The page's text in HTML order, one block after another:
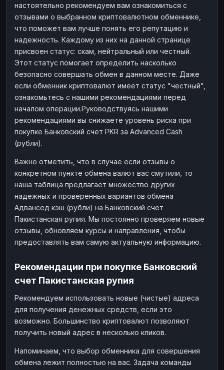
настоятельно рекомендуем вам ознакомиться с
отзывами о выбранном криптовалютном обменнике,
что поможет вам лучше понять его репутацию и
надежность. Каждому из них на данной странице
присвоен статус: скам, нейтральный или честный.
Этот статус помогает определить насколько
безопасно совершать обмен в данном месте. Даже
если обменник криптовалют имеет статус "честный",
ознакомьтесь с нашими рекомендациями перед
началом операции.Руководствуясь нашими
рекомендациями вы снижаете уровень риска при
покупке Банковский счет PKR за Advanced Cash
(рубли).
Важно отметить, что в случае если отзывы о
конкретном пункте обмена валют вас смутили, то
наша таблица предлагает множество других
надежных и проверенных вариантов обмена
Адвансед кэш (рубли) на Банковский счет
Пакистанская рупия. Мы постоянно проверяем новые
отзывы, обновляем курсы и направления, чтобы
предоставлять вам самую актуальную информацию.
Рекомендации при покупке Банковский
счет Пакистанская рупия
Рекомендуем использовать новые (чистые) адреса
для получения денежных средств, если это
возможно. Большинство криптовалют позволяют
получить новый адрес в несколько кликов.
Напоминаем, что выбор обменника для совершения
обмена лежит полностью на вас. Задача команды